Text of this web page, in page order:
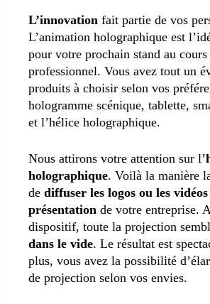
L’innovation fait partie de vos
L’animation holographique est
pour votre prochain stand au cours
professionnel. Vous avez tout un
produits à choisir selon vos
hologramme scénique, tablette,
et l’hélice holographique.
Nous attirons votre attention sur l’
holographique. Voilà la manière
de diffuser les logos ou les
présentation de votre entreprise.
dispositif, toute la projection
dans le vide. Le résultat est
plus, vous avez la possibilité
de projection selon vos envies.